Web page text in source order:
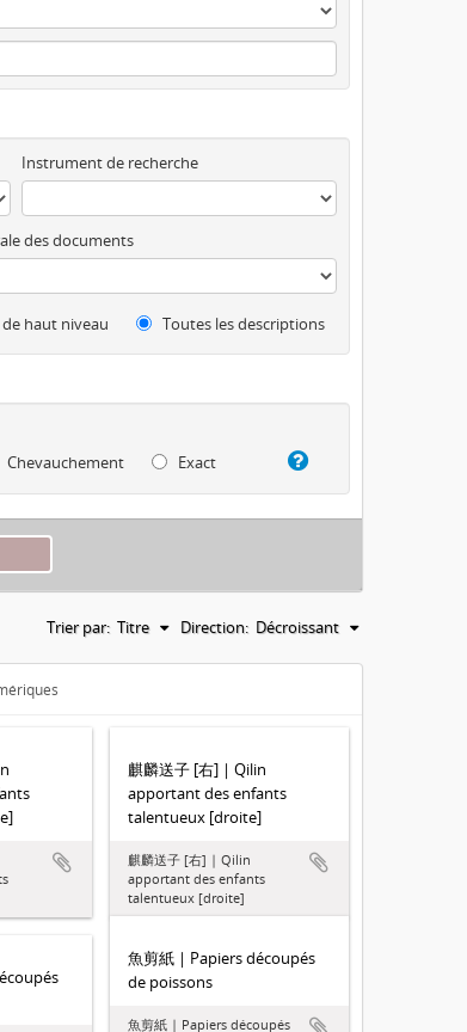
Instrument de recherche
des documents
haut niveau Toutes les descriptions
Chevauchement
Exact
Trier par: Titre Direction: Décroissant
麒麟送子 [右] | Qilin
apportant des enfants
talentueux [droite]
麒麟送子 [右] | Qilin
apportant des enfants
talentueux [droite]
魚剪紙 | Papiers découpés
de poissons
魚剪紙 | Papiers découpés